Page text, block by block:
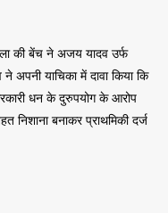
की बेंच ने अजय यादव उर्फ
अपनी याचिका में दावा किया कि
धन के दुरुपयोग के आरोप
निशाना बनाकर प्राथमिकी दर्ज